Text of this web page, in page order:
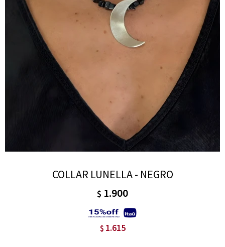
COLLAR LUNELLA - NEGRO
$ 1.900
$ 1.615